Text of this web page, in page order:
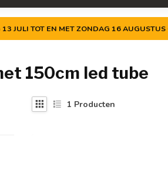
JULI TOT EN MET ZONDAG 16
150cm led tube
1 Producten